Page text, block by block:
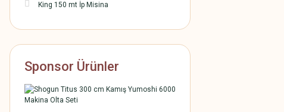
King 150 mt İp Misina
Sponsor Ürünler